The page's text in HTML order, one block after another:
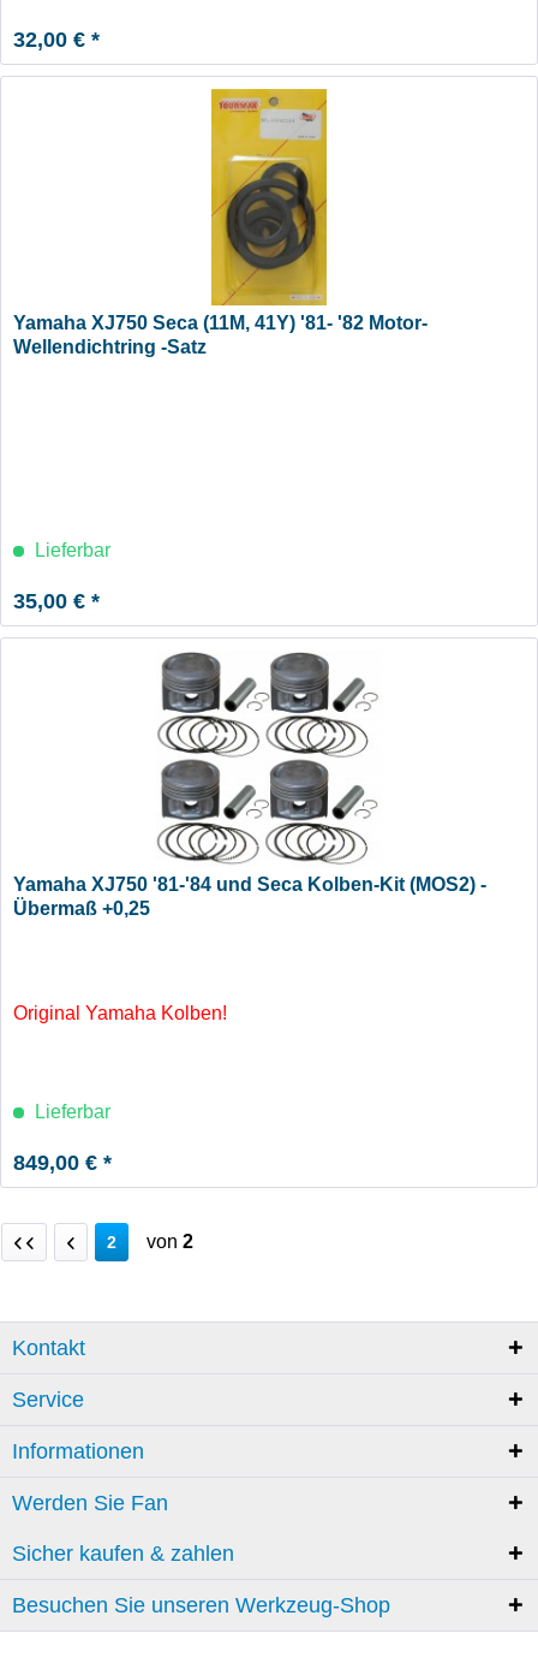
32,00 € *
Yamaha XJ750 Seca (11M, 41Y) '81- '82 Motor-
Wellendichtring -Satz
Lieferbar
35,00 € *
Yamaha XJ750 '81-'84 und Seca Kolben-Kit (MOS2) -
Übermaß +0,25
Original Yamaha Kolben!
Lieferbar
849,00 € *
2 von 2
Kontakt
Service
Informationen
Werden Sie Fan
Sicher kaufen & zahlen
Besuchen Sie unseren Werkzeug-Shop